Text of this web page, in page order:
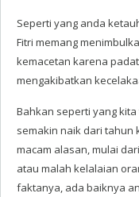
Seperti yang anda
Fitri memang
kemacetan karena
mengakibatkan
Bahkan seperti yang
semakin naik dari tahun
macam alasan, mulai
atau malah kelalaian
faktanya, ada baiknya